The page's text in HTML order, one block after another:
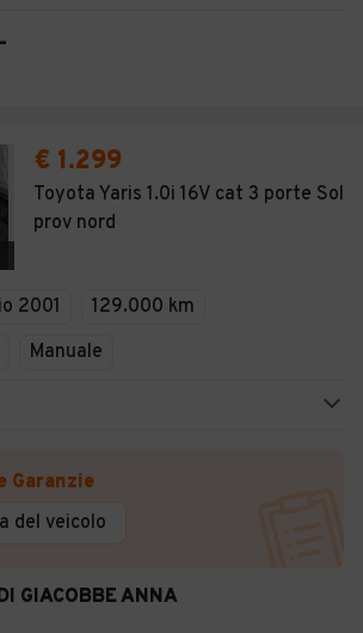
€ 1.299
Toyota Yaris 1.0i 16V cat 3 porte Sol
prov nord
2001
129.000 km
Manuale
Garanzie
del veicolo
GIACOBBE ANNA